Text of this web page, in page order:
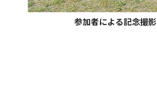
参加者による記念撮影